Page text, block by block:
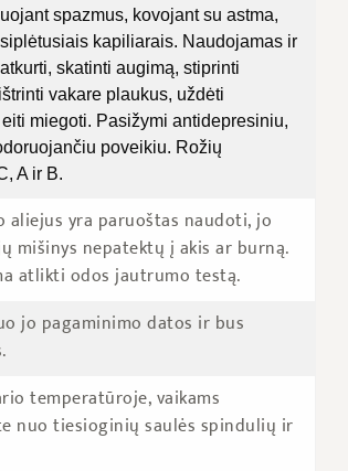
spazmus, kovojant su astma,
kapiliarais. Naudojamas ir
skatinti augimą, stiprinti
vakare plaukus, uždėti
miegoti. Pasižymi antidepresiniu,
poveikiu. Rožių
A ir B.
aliejus yra paruoštas naudoti, jo
mišinys nepatektų į akis ar burną.
atlikti odos jautrumo testą.
jo pagaminimo datos ir bus
temperatūroje, vaikams
nuo tiesioginių saulės spindulių ir